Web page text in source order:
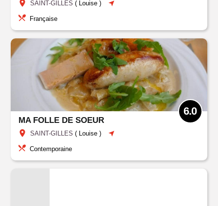
SAINT-GILLES ( Louise )
Française
MA FOLLE DE SOEUR
SAINT-GILLES ( Louise )
6.0
Contemporaine